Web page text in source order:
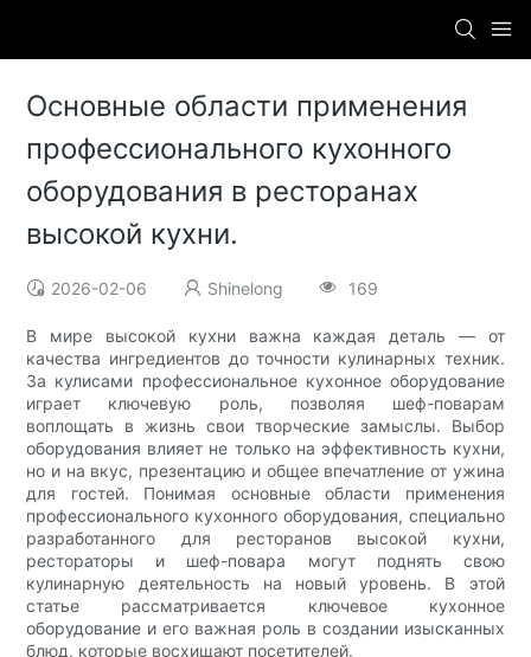
Основные области применения
профессионального кухонного
оборудования в ресторанах
высокой кухни.
2026-02-06 Shinelong 169
В мире высокой кухни важна каждая деталь — от
качества ингредиентов до точности кулинарных техник.
За кулисами профессиональное кухонное оборудование
играет ключевую роль, позволяя шеф-поварам
воплощать в жизнь свои творческие замыслы. Выбор
оборудования влияет не только на эффективность кухни,
но и на вкус, презентацию и общее впечатление от ужина
для гостей. Понимая основные области применения
профессионального кухонного оборудования, специально
разработанного для ресторанов высокой кухни,
рестораторы и шеф-повара могут поднять свою
кулинарную деятельность на новый уровень. В этой
статье рассматривается ключевое кухонное
оборудование и его важная роль в создании изысканных
блюд, которые восхищают посетителей.